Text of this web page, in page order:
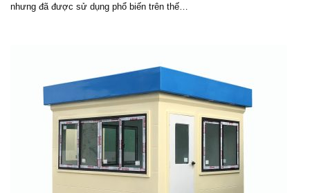
nhưng đã được sử dụng phổ biến trên thế…